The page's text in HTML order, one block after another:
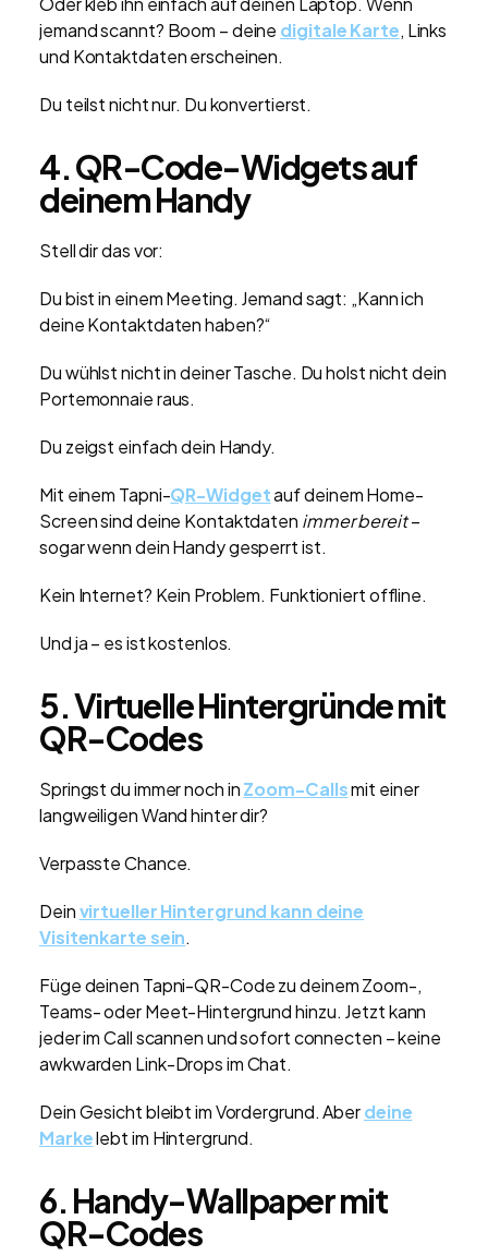
jemand scannt? Boom – deine digitale Karte, Links
und Kontaktdaten erscheinen.
Du teilst nicht nur. Du konvertierst.
4. QR-Code-Widgets auf
deinem Handy
Stell dir das vor:
Du bist in einem Meeting. Jemand sagt: „Kann ich
deine Kontaktdaten haben?“
Du wühlst nicht in deiner Tasche. Du holst nicht dein
Portemonnaie raus.
Du zeigst einfach dein Handy.
Mit einem Tapni-QR-Widgetauf deinem Home-
Screen sind deine Kontaktdaten immer bereit–
sogar wenn dein Handy gesperrt ist.
Kein Internet? Kein Problem. Funktioniert offline.
Und ja – es ist kostenlos.
5. Virtuelle Hintergründe mit
QR-Codes
Springst du immer noch inZoom-Callsmit einer
langweiligen Wand hinter dir?
Verpasste Chance.
Deinvirtueller Hintergrund kann deine
Visitenkarte sein.
Füge deinen Tapni-QR-Code zu deinem Zoom-,
Teams- oder Meet-Hintergrund hinzu. Jetzt kann
jeder im Call scannen und sofort connecten – keine
awkwarden Link-Drops im Chat.
Dein Gesicht bleibt im Vordergrund. Aberdeine
Markelebt im Hintergrund.
6. Handy-Wallpaper mit
QR-Codes